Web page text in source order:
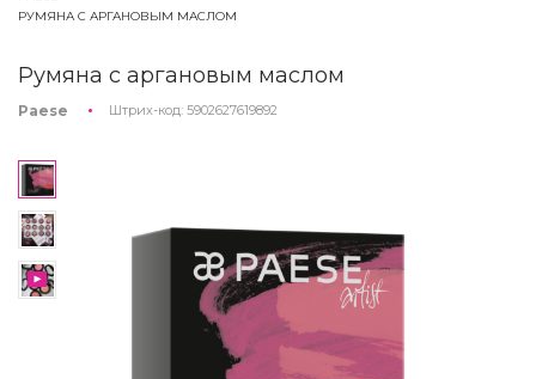
РУМЯНА С АРГАНОВЫМ МАСЛОМ
Румяна с аргановым маслом
Paese Штрих-код: 5902627619892